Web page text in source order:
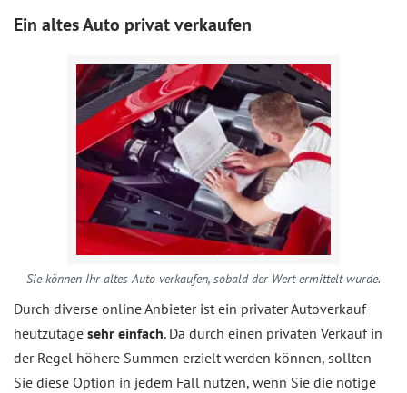
Ein altes Auto privat verkaufen
Sie können Ihr altes Auto verkaufen, sobald der Wert ermittelt wurde.
Durch diverse online Anbieter ist ein privater Autoverkauf
heutzutage sehr einfach. Da durch einen privaten Verkauf in
der Regel höhere Summen erzielt werden können, sollten
Sie diese Option in jedem Fall nutzen, wenn Sie die nötige